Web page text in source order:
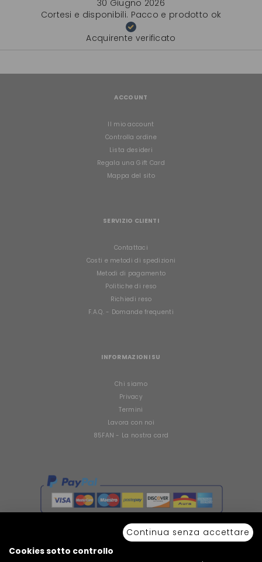
30 Giugno 2026
Cortesi e disponibili. Pacco e prodotto ok
Acquirente verificato
ACCOUNT
Il mio account
Controlla ordine
Lista desideri
Regala una Gift Card
Mappa del sito
SERVIZIO CLIENTI
Contattaci
Costi e metodi di spedizioni
Metodi di pagamento
Politiche di reso
Richiedi reso
F.A.Q. - Domande frequenti
INFORMAZIONI SU
Chi siamo
Privacy
Termini
Lavora con noi
85FAN - La nostra card
Continua senza accettare
Cookies sotto controllo